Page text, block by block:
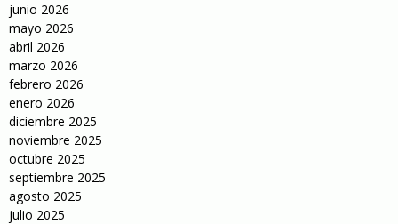
junio 2026
mayo 2026
abril 2026
marzo 2026
febrero 2026
enero 2026
diciembre 2025
noviembre 2025
octubre 2025
septiembre 2025
agosto 2025
julio 2025